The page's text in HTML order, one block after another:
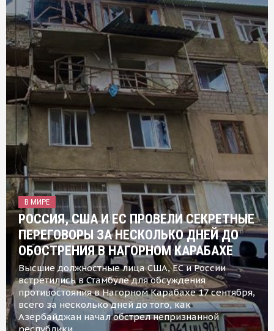
В МИРЕ
РОССИЯ, США И ЕС ПРОВЕЛИ СЕКРЕТНЫЕ
ПЕРЕГОВОРЫ ЗА НЕСКОЛЬКО ДНЕЙ ДО
ОБОСТРЕНИЯ В НАГОРНОМ КАРАБАХЕ
Высшие должностные лица США, ЕС и России
встретились в Стамбуле для обсуждения
противостояния в Нагорном Карабахе 17 сентября,
всего за несколько дней до того, как
Азербайджан начал обстрел непризнанной